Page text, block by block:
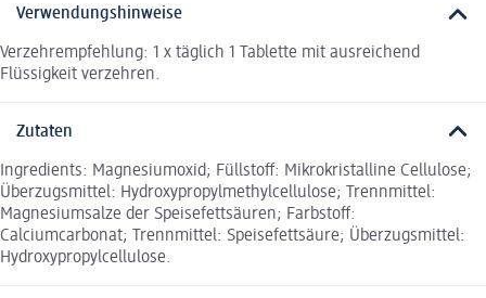
Verwendungshinweise
Verzehrempfehlung: 1 x täglich 1 Tablette mit ausreichend
Flüssigkeit verzehren.
Zutaten
Ingredients: Magnesiumoxid; Füllstoff: Mikrokristalline Cellulose;
Überzugsmittel: Hydroxypropylmethylcellulose; Trennmittel:
Magnesiumsalze der Speisefettsäuren; Farbstoff:
Calciumcarbonat; Trennmittel: Speisefettsäure; Überzugsmittel:
Hydroxypropylcellulose.